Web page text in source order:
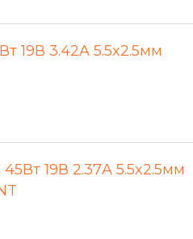
19В 3.42A 5.5x2.5мм
19В 2.37A 5.5x2.5мм